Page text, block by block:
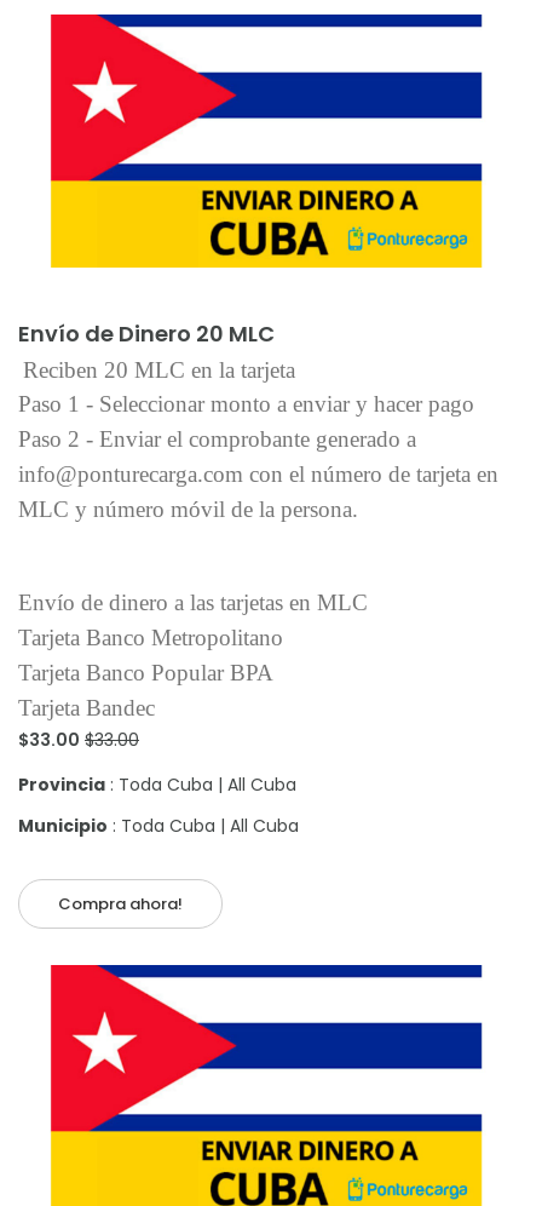
Envío de Dinero 20 MLC
Reciben 20 MLC en la tarjeta
Paso 1 - Seleccionar monto a enviar y hacer pago
Paso 2 - Enviar el comprobante generado a
info@ponturecarga.com con el número de tarjeta en
MLC y número móvil de la persona.
Envío de dinero a las tarjetas en MLC
Tarjeta Banco Metropolitano
Tarjeta Banco Popular BPA
Tarjeta Bandec
$33.00 $33.00
Provincia : Toda Cuba | All Cuba
Municipio : Toda Cuba | All Cuba
Compra ahora!